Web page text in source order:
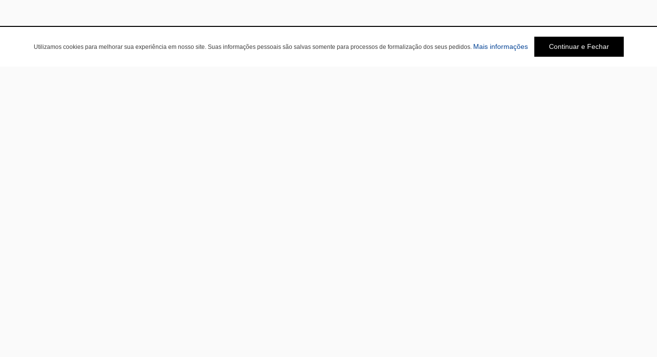
Utilizamos cookies para melhorar sua experiência em nosso site. Suas informações pessoais são salvas somente para processos de formalização dos seus pedidos. Mais informações Continuar e Fechar